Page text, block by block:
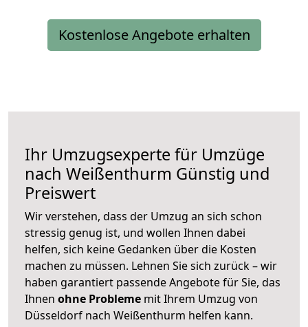
Kostenlose Angebote erhalten
Ihr Umzugsexperte für Umzüge
nach Weißenthurm Günstig und
Preiswert
Wir verstehen, dass der Umzug an sich schon
stressig genug ist, und wollen Ihnen dabei
helfen, sich keine Gedanken über die Kosten
machen zu müssen. Lehnen Sie sich zurück – wir
haben garantiert passende Angebote für Sie, das
Ihnen ohne Probleme mit Ihrem Umzug von
Düsseldorf nach Weißenthurm helfen kann.